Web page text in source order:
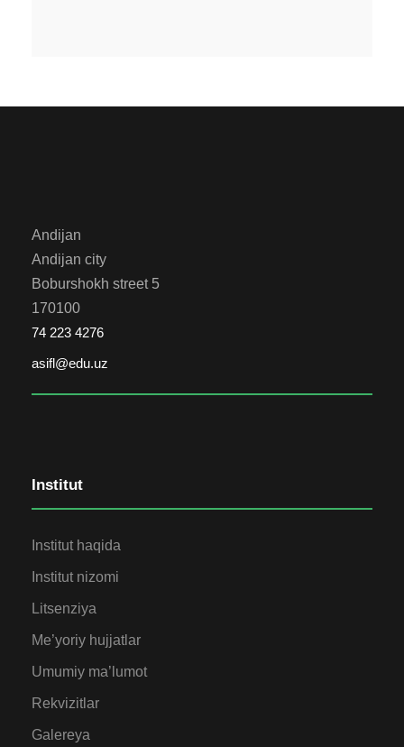
Andijan
Andijan city
Boburshokh street 5
170100
74 223 4276
asifl@edu.uz
Institut
Institut haqida
Institut nizomi
Litsenziya
Me’yoriy hujjatlar
Umumiy ma’lumot
Rekvizitlar
Galereya